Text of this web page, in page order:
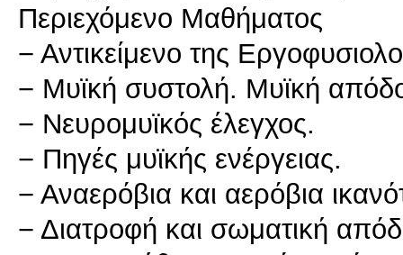
Περιεχόμενο Μαθήματος
− Αντικείμενο της
− Μυϊκή συστολή. Μυϊκή
− Νευρομυϊκός έλεγχος.
− Πηγές μυϊκής ενέργειας.
− Αναερόβια και αερόβια
− Διατροφή και σωματική